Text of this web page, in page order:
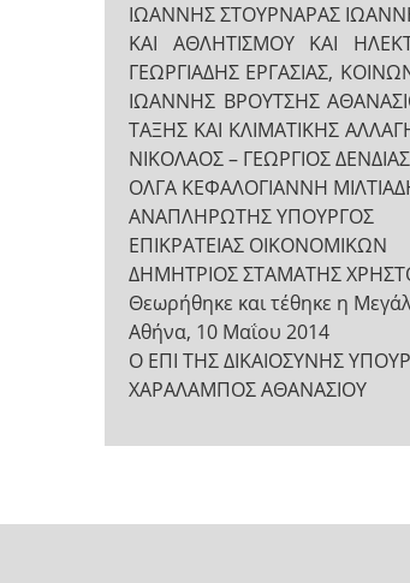
ΙΩΑΝΝΗΣ ΣΤΟΥΡΝΑΡΑΣ
ΚΑΙ ΑΘΛΗΤΙΣΜΟΥ ΚΑΙ
ΓΕΩΡΓΙΑΔΗΣ ΕΡΓΑΣΙΑΣ,
ΙΩΑΝΝΗΣ ΒΡΟΥΤΣΗΣ
ΤΑΞΗΣ ΚΑΙ ΚΛΙΜΑΤΙΚΗΣ
ΝΙΚΟΛΑΟΣ – ΓΕΩΡΓΙΟΣ
ΟΛΓΑ ΚΕΦΑΛΟΓΙΑΝΝΗ
ΑΝΑΠΛΗΡΩΤΗΣ ΥΠΟΥΡΓΟΣ
ΕΠΙΚΡΑΤΕΙΑΣ ΟΙΚΟΝΟΜΙΚΩΝ
ΔΗΜΗΤΡΙΟΣ ΣΤΑΜΑΤΗΣ
Θεωρήθηκε και τέθηκε η
Αθήνα, 10 Μαΐου 2014
Ο ΕΠΙ ΤΗΣ ΔΙΚΑΙΟΣΥΝΗΣ
ΧΑΡΑΛΑΜΠΟΣ ΑΘΑΝΑΣΙΟΥ